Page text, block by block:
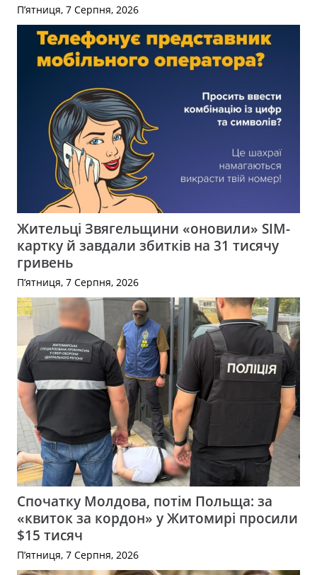
П’ятниця, 7 Серпня, 2026
Жительці Звягельщини «оновили» SIM-
картку й завдали збитків на 31 тисячу
гривень
П’ятниця, 7 Серпня, 2026
Спочатку Молдова, потім Польща: за
«квиток за кордон» у Житомирі просили
$15 тисяч
П’ятниця, 7 Серпня, 2026